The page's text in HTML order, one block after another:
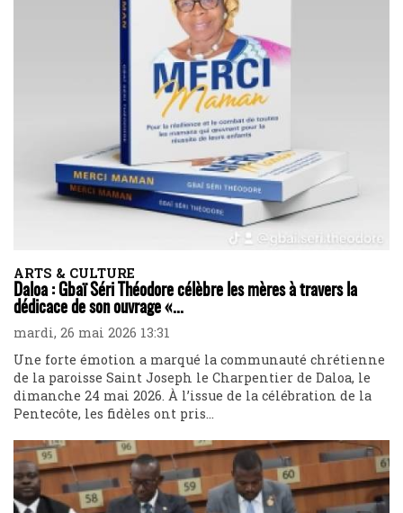
ARTS & CULTURE
Daloa : Gbaï Séri Théodore célèbre les mères à travers la
dédicace de son ouvrage «...
mardi, 26 mai 2026 13:31
Une forte émotion a marqué la communauté chrétienne
de la paroisse Saint Joseph le Charpentier de Daloa, le
dimanche 24 mai 2026. À l’issue de la célébration de la
Pentecôte, les fidèles ont pris...